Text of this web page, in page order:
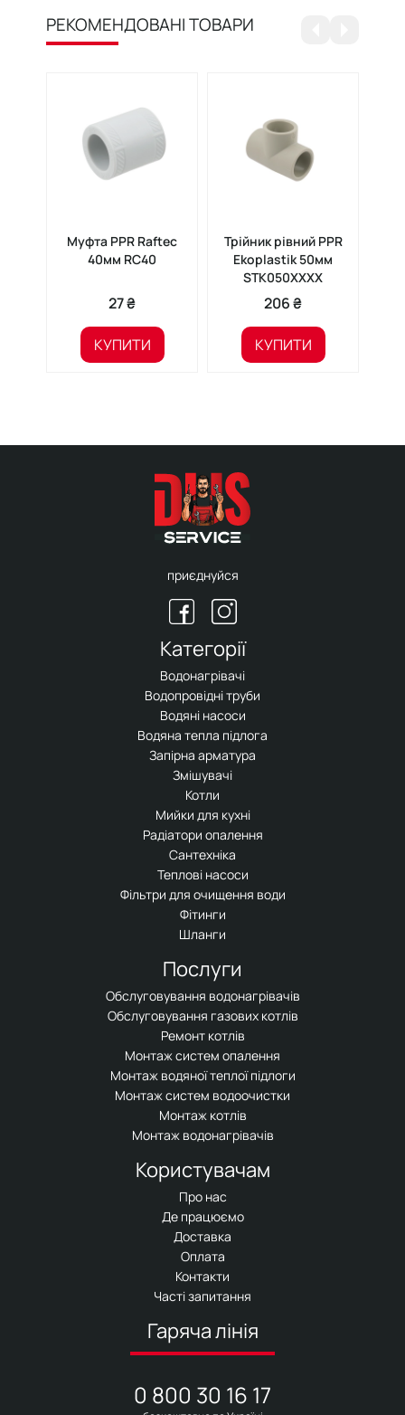
РЕКОМЕНДОВАНІ ТОВАРИ
Муфта PPR Raftec
40мм RC40
27 ₴
КУПИТИ
Трійник рівний PPR
Ekoplastik 50мм
STK050XXXX
206 ₴
КУПИТИ
приєднуйся
Категорії
Водонагрівачі
Водопровідні труби
Водяні насоси
Водяна тепла підлога
Запірна арматура
Змішувачі
Котли
Мийки для кухні
Радіатори опалення
Сантехніка
Теплові насоси
Фільтри для очищення води
Фітинги
Шланги
Послуги
Обслуговування водонагрівачів
Обслуговування газових котлів
Ремонт котлів
Монтаж систем опалення
Монтаж водяної теплої підлоги
Монтаж систем водоочистки
Монтаж котлів
Монтаж водонагрівачів
Користувачам
Про нас
Де працюємо
Доставка
Оплата
Контакти
Часті запитання
Гаряча лінія
0 800 30 16 17